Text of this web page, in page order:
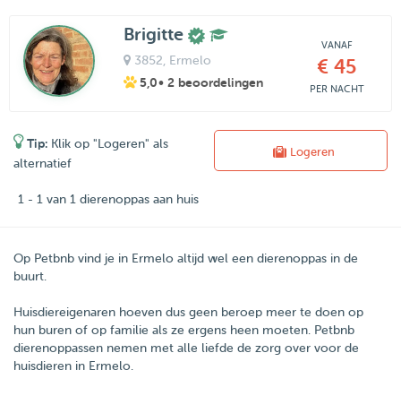
Brigitte
3852 , Ermelo
5,0• 2 beoordelingen
VANAF
€ 45
PER NACHT
Tip: Klik op "Logeren" als
alternatief
Logeren
1 - 1 van 1 dierenoppas aan huis
Op Petbnb vind je in Ermelo altijd wel een dierenoppas in de
buurt.
Huisdiereigenaren hoeven dus geen beroep meer te doen op
hun buren of op familie als ze ergens heen moeten. Petbnb
dierenoppassen nemen met alle liefde de zorg over voor de
huisdieren in Ermelo.